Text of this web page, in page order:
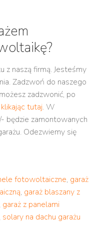
z naszą firmą. Jesteśmy
Zadzwoń do naszego
zadzwonić, po
klikając tutaj. W
będzie zamontowanych
Odezwiemy się
fotowoltaiczne, garaż
, garaż blaszany z
garaż z panelami
solary na dachu garażu